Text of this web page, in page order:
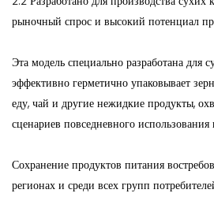
рыночный спрос и высокий потенциал
Эта модель специально разработана для
эффективно герметично упаковывает
еду, чай и другие нежидкие продукты,
сценариев повседневного использования
Сохранение продуктов питания
регионах и среди всех групп